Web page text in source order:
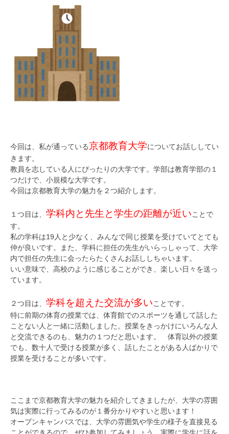
今回は、私が通っている京都教育大学についてお話ししてい
きます。
教員を志している人にぴったりの大学です。学部は教育学部の１
つだけで、小規模な大学です。
今回は京都教育大学の魅力を２つ紹介します。
１つ目は、 学科内と先生と学生の距離が近いことで
す。
私の学科は19人と少なく、みんなで同じ授業を受けていてとても
仲が良いです。また、学科に担任の先生がいらっしゃって、大学
内で担任の先生に会ったらたくさんお話ししちゃいます。
いい意味で、高校のように感じることができ、楽しい日々を送っ
ています。
２つ目は、 学科を超えた交流が多いことです。
特に前期の体育の授業では、体育館でのスポーツを通して話した
ことない人と一緒に活動しました。授業をきっかけにいろんな人
と交流できるのも、魅力の１つだと思います。 体育以外の授業
でも、数十人で受ける授業が多く、話したことがある人ばかりで
授業を受けることが多いです。
ここまで京都教育大学の魅力を紹介してきましたが、大学の雰囲
気は実際に行ってみるのが１番分かりやすいと思います！
オープンキャンパスでは、大学の雰囲気や学生の様子を直接見る
ことができるので、ぜひ参加してみましょう。実際に学生に話を